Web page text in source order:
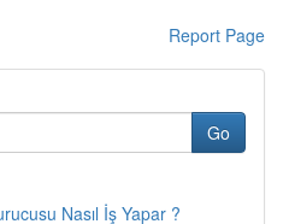
Report Page
Go
Nasıl İş Yapar ?